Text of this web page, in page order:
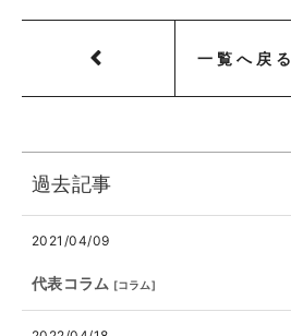
一覧へ戻る
過去記事
2021/04/09
代表コラム [コラム]